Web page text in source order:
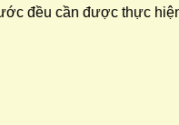
đều cần được thực